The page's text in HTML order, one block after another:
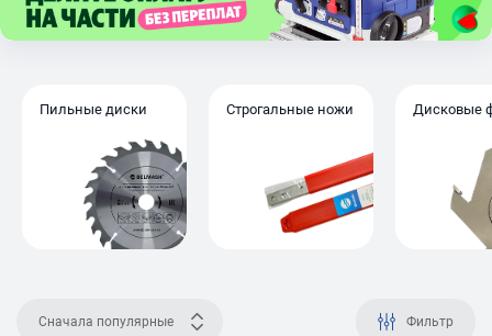
Пильные диски Строгальные ножи Дисковые
Сначала популярные Фильтр